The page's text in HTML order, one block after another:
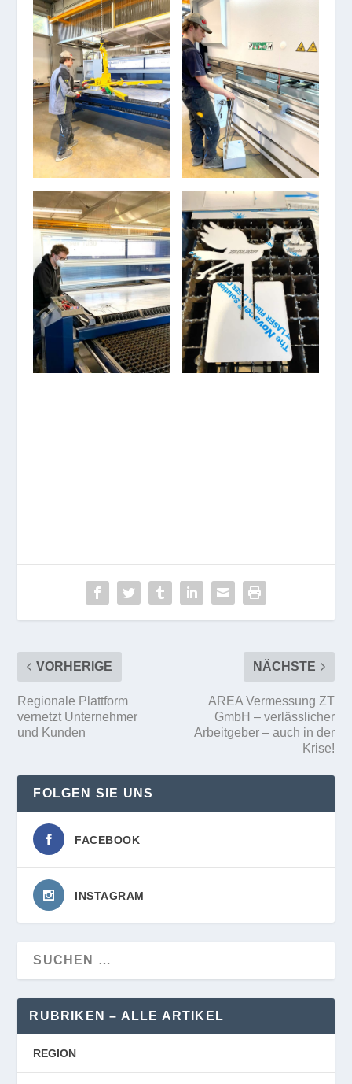
VORHERIGE
Regionale Plattform
vernetzt Unternehmer
und Kunden
NÄCHSTE
AREA Vermessung ZT
GmbH – verlässlicher
Arbeitgeber – auch in der
Krise!
FOLGEN SIE UNS
FACEBOOK
INSTAGRAM
RUBRIKEN – ALLE ARTIKEL
REGION